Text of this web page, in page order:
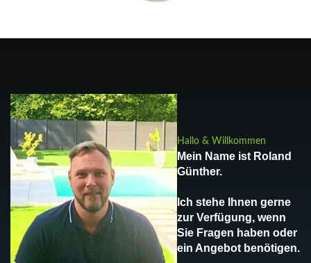
Hallo & Willkommen
Mein Name ist Roland
Günther.
Ich stehe Ihnen gerne
zur Verfügung, wenn
Sie Fragen haben oder
ein Angebot benötigen.